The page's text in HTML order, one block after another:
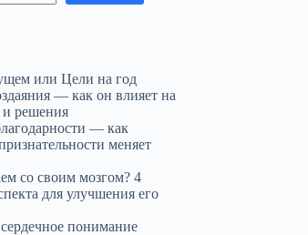
или Цели на год
— как он влияет на
решения
— как
меняет
со своим мозгом? 4
для улучшения его
понимание